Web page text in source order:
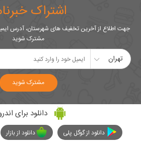
اشتراک
جهت اطلاع از آخرین تخفیف های شهرستان، آدرس
مشترک شوید
تهران
مشترک شوید
دانلود برای
دانلود از گوگل پلی دانلود از بازار